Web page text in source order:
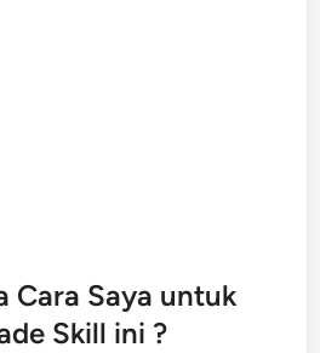
Cara Saya untuk
Skill ini ?